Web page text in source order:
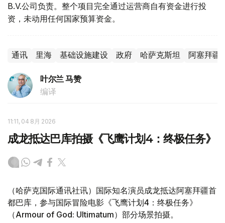
B.V.公司负责。整个项目完全通过运营商自有资金进行投
资，未动用任何国家预算资金。
通讯 里海 基础设施建设 政府 哈萨克斯坦 阿塞拜疆
叶尔兰 马赞
编译
11:11, 04 8月 2026
成龙抵达巴库拍摄《飞鹰计划4：终极任务》
（哈萨克国际通讯社讯）国际知名演员成龙抵达阿塞拜疆首
都巴库，参与国际冒险电影《飞鹰计划4：终极任务》
（Armour of God: Ultimatum）部分场景拍摄。